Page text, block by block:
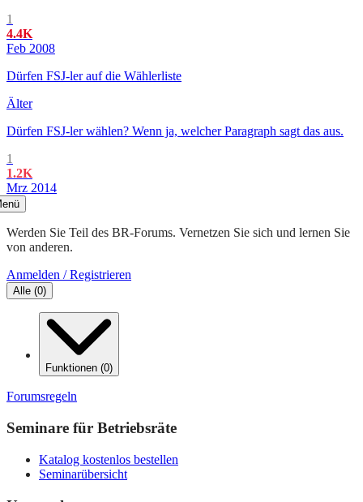
1
4.4K
Feb 2008
Dürfen FSJ-ler auf die Wählerliste
Älter
Dürfen FSJ-ler wählen? Wenn ja, welcher Paragraph sagt das aus.
1
1.2K
Mrz 2014
Werden Sie Teil des BR-Forums. Vernetzen Sie sich und lernen Sie
von anderen.
Anmelden / Registrieren
Alle (0)
Funktionen (0)
Forumsregeln
Seminare für Betriebsräte
Katalog kostenlos bestellen
Seminarübersicht